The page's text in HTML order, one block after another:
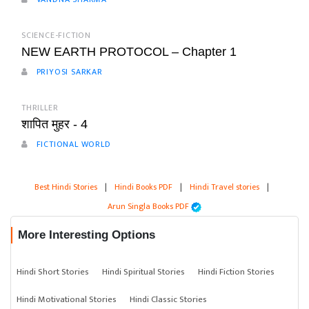
SCIENCE-FICTION
NEW EARTH PROTOCOL – Chapter 1
PRIYOSI SARKAR
THRILLER
शापित मुहर - 4
FICTIONAL WORLD
Best Hindi Stories | Hindi Books PDF | Hindi Travel stories |
Arun Singla Books PDF
More Interesting Options
Hindi Short Stories Hindi Spiritual Stories
Hindi Fiction Stories
Hindi Motivational Stories
Hindi Classic Stories